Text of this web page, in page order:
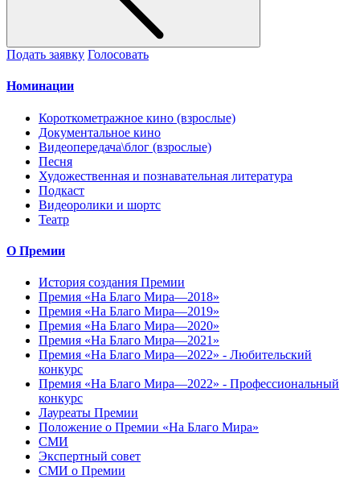
Подать заявку Голосовать
Номинации
Короткометражное кино (взрослые)
Документальное кино
Видеопередача\блог (взрослые)
Песня
Художественная и познавательная литература
Подкаст
Видеоролики и шортс
Театр
О Премии
История создания Премии
Премия «На Благо Мира—2018»
Премия «На Благо Мира—2019»
Премия «На Благо Мира—2020»
Премия «На Благо Мира—2021»
Премия «На Благо Мира—2022» - Любительский
конкурс
Премия «На Благо Мира—2022» - Профессиональный
конкурс
Лауреаты Премии
Положение о Премии «На Благо Мира»
СМИ
Экспертный совет
СМИ о Премии